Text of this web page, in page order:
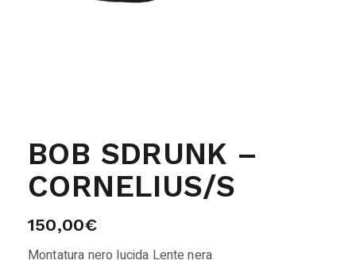
BOB SDRUNK –
CORNELIUS/S
150,00€
Montatura nero lucida Lente nera